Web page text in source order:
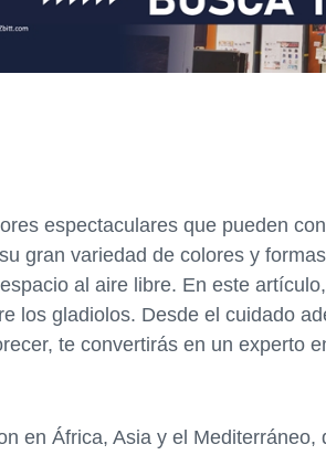
espectaculares que pueden
gran variedad de colores y
al aire libre. En este
los gladiolos. Desde el cuidado
te convertirás en un experto
en África, Asia y el